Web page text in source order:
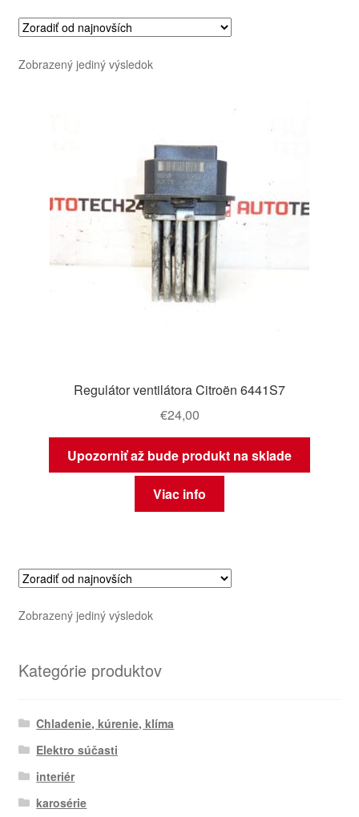
Zobrazený jediný výsledok
Regulátor ventilátora Citroën 6441S7
€24,00
Upozorniť až bude produkt na sklade
Viac info
Zobrazený jediný výsledok
Kategórie produktov
Chladenie, kúrenie, klíma
Elektro súčasti
interiér
karosérie